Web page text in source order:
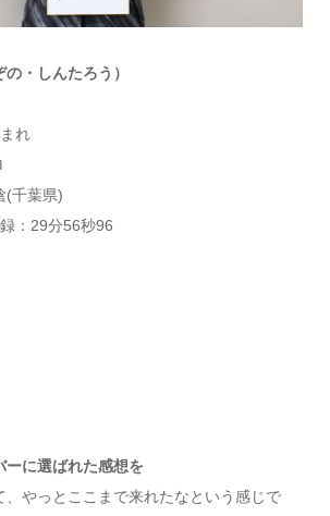
・しんたろう）
れ
(千葉県)
：29分56秒96
ーに選ばれた感想を
、やっとここまで来れたなという感じで